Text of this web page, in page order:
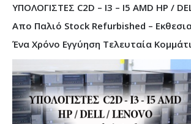
ΥΠΟΛΟΓΙΣΤΕΣ C2D – I3 – I5 AMD HP /
Απο Παλιό Stock Refurbished –
Ένα Χρόνο Εγγύηση Τελευταία